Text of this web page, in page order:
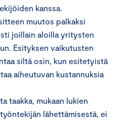
kanssa.
muutos palkaksi
joillain aloilla yritysten
Esityksen vaikutusten
siltä osin, kun esitetyistä
aiheutuvan kustannuksia
taakka, mukaan lukien
lähettämisestä, ei